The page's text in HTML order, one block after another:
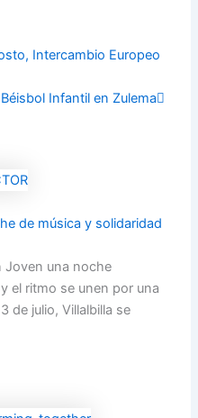
Intercambio Europeo
Infantil en Zulema
de música y solidaridad
Joven una noche
el ritmo se unen por una
de julio, Villalbilla se